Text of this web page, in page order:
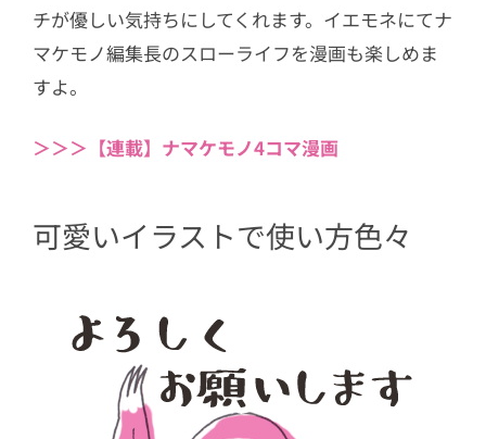
チが優しい気持ちにしてくれます。イエモネにてナ
マケモノ編集長のスローライフを漫画も楽しめま
すよ。
＞＞＞【連載】ナマケモノ4コマ漫画
可愛いイラストで使い方色々